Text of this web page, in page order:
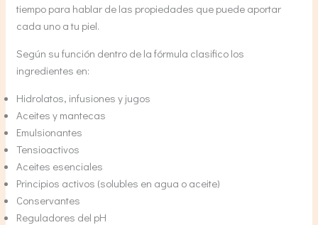
tiempo para hablar de las propiedades que puede aportar
cada uno a tu piel.
Según su función dentro de la fórmula clasifico los
ingredientes en:
Hidrolatos, infusiones y jugos
Aceites y mantecas
Emulsionantes
Tensioactivos
Aceites esenciales
Principios activos (solubles en agua o aceite)
Conservantes
Reguladores del pH